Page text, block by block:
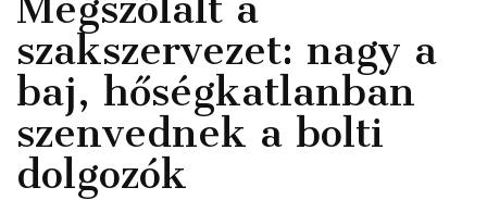
szakszervezet: nagy a
baj, hőségkatlanban
szenvednek a bolti
dolgozók